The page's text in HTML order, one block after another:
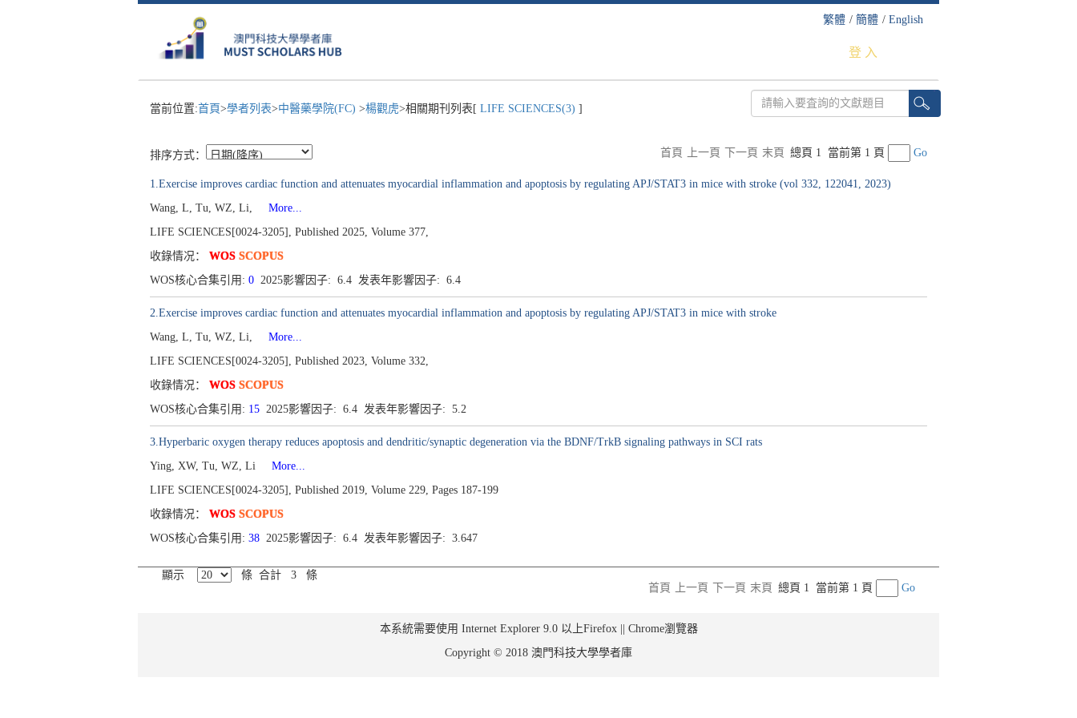
繁體 / 簡體 / English
登 入
當前位置:首頁>學者列表>中醫藥學院(FC) >楊觀虎>相關期刊列表[ LIFE SCIENCES(3) ]
排序方式： 首頁 上一頁 下一頁 末頁 總頁 1 當前第 1 頁 Go
1.Exercise improves cardiac function and attenuates myocardial inflammation and apoptosis by regulating APJ/STAT3 in mice with stroke (vol 332, 122041, 2023)
Wang, L, Tu, WZ, Li,
More...
LIFE SCIENCES[0024-3205], Published 2025, Volume 377,
收錄情况： WOS SCOPUS
WOS核心合集引用: 0 2025影響因子: 6.4 发表年影響因子: 6.4
2.Exercise improves cardiac function and attenuates myocardial inflammation and apoptosis by regulating APJ/STAT3 in mice with stroke
Wang, L, Tu, WZ, Li,
More...
LIFE SCIENCES[0024-3205], Published 2023, Volume 332,
收錄情况： WOS SCOPUS
WOS核心合集引用: 15 2025影響因子: 6.4 发表年影響因子: 5.2
3.Hyperbaric oxygen therapy reduces apoptosis and dendritic/synaptic degeneration via the BDNF/TrkB signaling pathways in SCI rats
Ying, XW, Tu, WZ, Li
More...
LIFE SCIENCES[0024-3205], Published 2019, Volume 229, Pages 187-199
收錄情况： WOS SCOPUS
WOS核心合集引用: 38 2025影響因子: 6.4 发表年影響因子: 3.647
顯示
條 合計 3 條
首頁
上一頁 下一頁 末頁 總頁 1 當前第 1 頁 Go
本系統需要使用 Internet Explorer 9.0 以上Firefox || Chrome瀏覽器
Copyright © 2018 澳門科技大學學者庫